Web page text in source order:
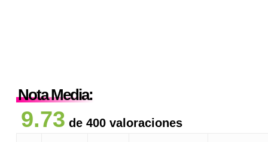
Nota Media:
9.73 de 400 valoraciones